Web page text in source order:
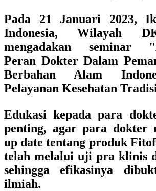
Pada 21 Januari 2023,
Indonesia, Wilayah
mengadakan seminar
Peran Dokter Dalam
Berbahan Alam
Pelayanan Kesehatan
Edukasi kepada para
penting, agar para dokter
up date tentang produk
telah melalui uji pra klinis
sehingga efikasinya
ilmiah.